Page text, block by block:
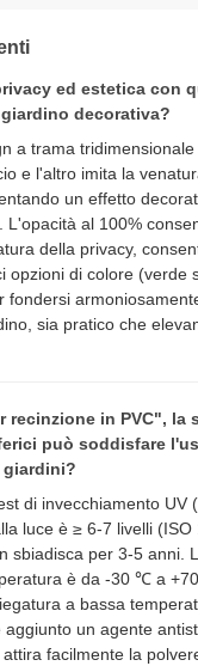
ed estetica con
decorativa?
a trama
e l'altro imita la
un effetto
L'opacità al 100%
della privacy,
opzioni di colore (verde
fondersi
sia pratico che
recinzione in PVC", la
può soddisfare
giardini?
di invecchiamento UV
luce è ≥ 6-7 livelli (ISO
sbiadisca per 3-5 anni.
è da -30 ℃ a
a bassa
un agente
facilmente la